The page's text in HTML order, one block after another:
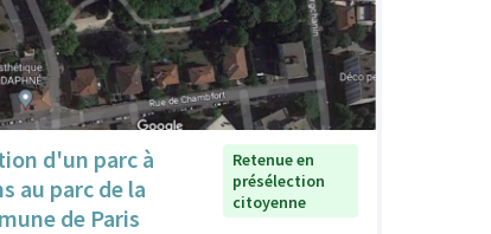
d'un parc à
au parc de la
de Paris
Retenue en
présélection
citoyenne